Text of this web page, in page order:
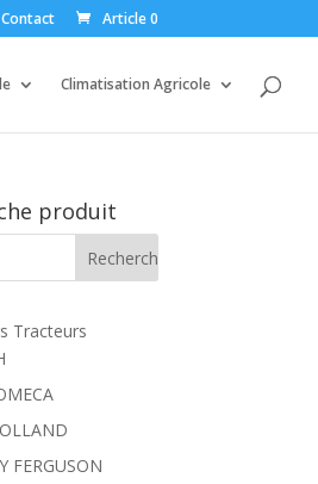
Contact Article 0
Climatisation Agricole
produit
Tracteurs
FERGUSON